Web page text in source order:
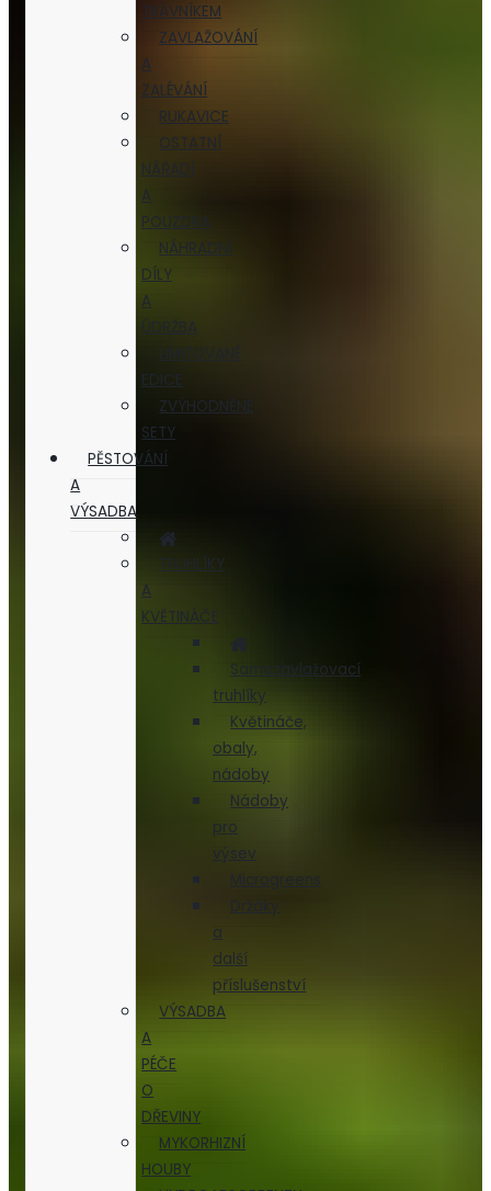
TRÁVNÍKEM
ZAVLAŽOVÁNÍ
A
ZALÉVÁNÍ
RUKAVICE
OSTATNÍ
NÁŘADÍ
A
POUZDRA
NÁHRADNÍ
DÍLY
A
ÚDRŽBA
LIMITOVANÉ
EDICE
ZVÝHODNĚNÉ
SETY
PĚSTOVÁNÍ
A
VÝSADBA
TRUHLÍKY
A
KVĚTINÁČE
Samozavlažovací
truhlíky
Květináče,
obaly,
nádoby
Nádoby
pro
výsev
Microgreens
Držáky
a
další
příslušenství
VÝSADBA
A
PÉČE
O
DŘEVINY
MYKORHIZNÍ
HOUBY